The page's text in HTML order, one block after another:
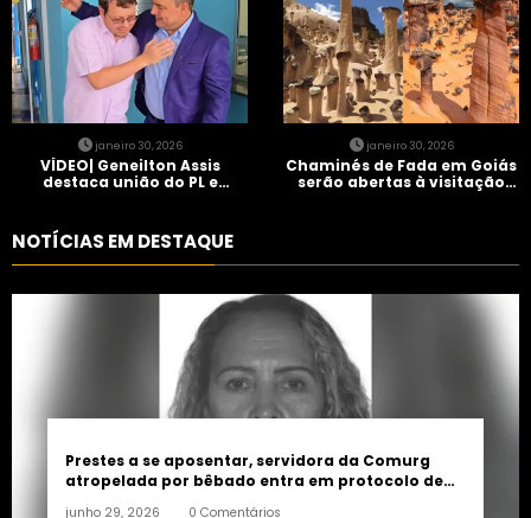
janeiro 30, 2026
VÍDEO| Geneilton Assis
destaca união do PL e
janeiro 30, 2026
Chaminés de Fada em Goiás
serão abertas à visitação
NOTÍCIAS EM DESTAQUE
Prestes a se aposentar, servidora da Comurg
atropelada por bêbado entra em protocolo de
junho 29, 2026 0 Comentários